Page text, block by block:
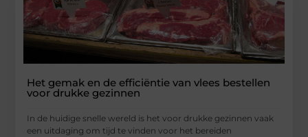
Het gemak en de efficiëntie van vlees bestellen
voor drukke gezinnen
In de huidige snelle wereld is het voor drukke gezinnen vaak
een uitdaging om tijd te vinden voor het bereiden